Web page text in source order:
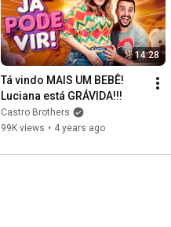
14:28
Tá vindo MAIS UM BEBÊ!
Luciana está GRÁVIDA!!!
Castro Brothers
99K views • 4 years ago